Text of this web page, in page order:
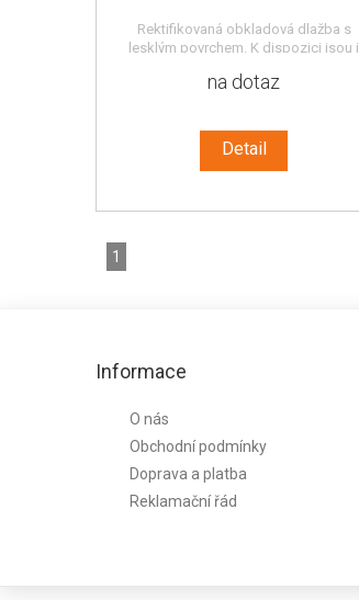
Rektifikovaná obkladová dlažba s
lesklým povrchem. K dispozici jsou i
katalog).
na dotaz
Detail
1
Informace
O nás
Obchodní podmínky
Doprava a platba
Reklamační řád